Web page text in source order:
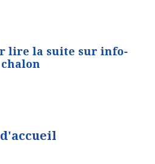
lire la suite sur info-
chalon